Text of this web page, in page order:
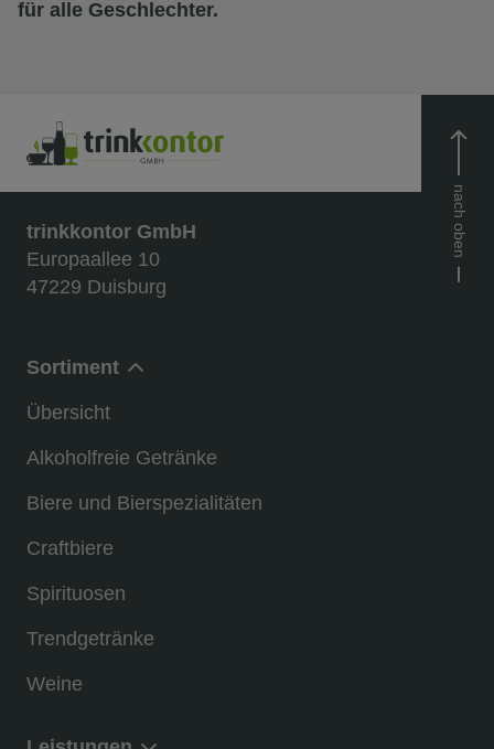
für alle Geschlechter.
trinkkontor GmbH
Europaallee 10
47229 Duisburg
Sortiment
Übersicht
Alkoholfreie Getränke
Biere und Bierspezialitäten
Craftbiere
Spirituosen
Trendgetränke
Weine
nach oben